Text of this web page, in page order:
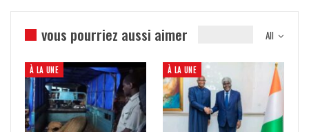
All
vous pourriez aussi aimer
À LA UNE À LA UNE